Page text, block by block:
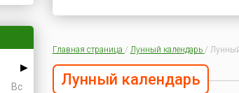
▶
Вс
Главная страница / Лунный календарь /
Лунный календарь